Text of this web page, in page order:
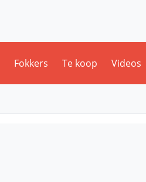
Fokkers Te koop Videos